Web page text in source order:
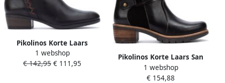
Pikolinos Korte Laars
Daroca W1U-8533ES Zwart
1 webshop
€ 142,95 € 111,95
Pikolinos Korte Laars San
Sebastia W1T-8906 Zwart
1 webshop
€ 154,88